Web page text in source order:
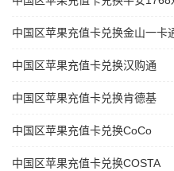
中国区苹果充值卡兑换金山一卡
中国区苹果充值卡兑换汉购通
中国区苹果充值卡兑换肯德基
中国区苹果充值卡兑换CoCo
中国区苹果充值卡兑换COSTA